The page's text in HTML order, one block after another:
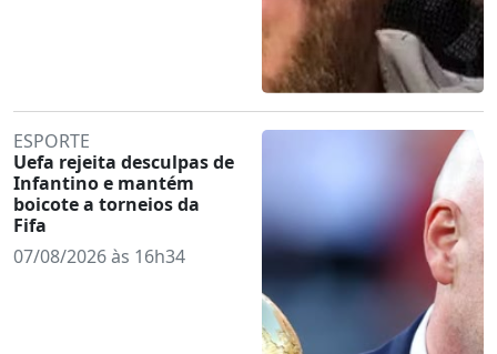
ESPORTE
Uefa rejeita desculpas de
Infantino e mantém
boicote a torneios da
Fifa
07/08/2026 às 16h34